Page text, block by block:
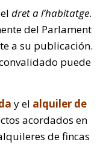
dret a l’habitatge.
del Parlament
a su publicación.
puede
y el alquiler de
acordados en
de fincas